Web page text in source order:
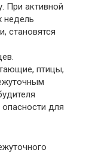
При активной
недель
становятся
птицы,
для